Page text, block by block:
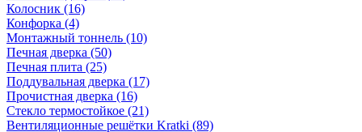
Колосник (16)
Конфорка (4)
Монтажный тоннель (10)
Печная дверка (50)
Печная плита (25)
Поддувальная дверка (17)
Прочистная дверка (16)
Стекло термостойкое (21)
Вентиляционные решётки Kratki (89)